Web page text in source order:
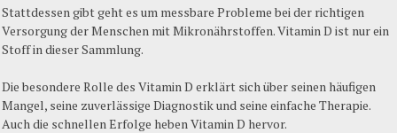
Stattdessen gibt geht es um messbare Probleme bei der richtigen
Versorgung der Menschen mit Mikronährstoffen. Vitamin D ist nur ein
Stoff in dieser Sammlung.
Die besondere Rolle des Vitamin D erklärt sich über seinen häufigen
Mangel, seine zuverlässige Diagnostik und seine einfache Therapie.
Auch die schnellen Erfolge heben Vitamin D hervor.